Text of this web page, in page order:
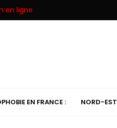
en ligne
EN FRANCE : NORD-EST